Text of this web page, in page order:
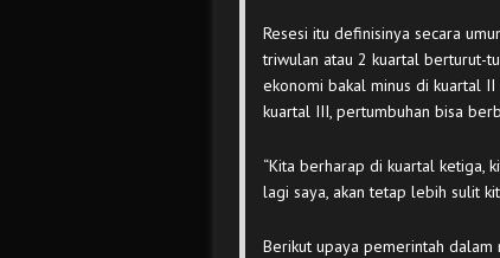
Resesi itu definisinya secara
triwulan atau 2 kuartal berturut-
ekonomi bakal minus di kuartal
kuartal III, pertumbuhan bisa
“Kita berharap di kuartal ketiga,
lagi saya, akan tetap lebih sulit
Berikut upaya pemerintah